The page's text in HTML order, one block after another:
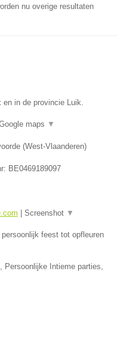
nu overige resultaten
en in de provincie Luik.
maps ▼
(West-Vlaanderen)
BE0469189097
Screenshot ▼
feest tot opfleuren
Persoonlijke Intieme parties,